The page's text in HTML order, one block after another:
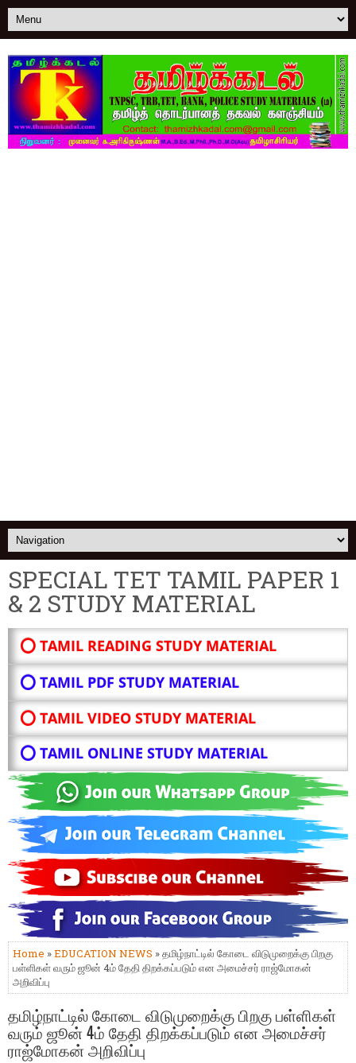
SPECIAL TET TAMIL PAPER 1
& 2 STUDY MATERIAL
⭕ TAMIL READING STUDY MATERIAL
⭕ TAMIL PDF STUDY MATERIAL
⭕ TAMIL VIDEO STUDY MATERIAL
⭕ TAMIL ONLINE STUDY MATERIAL
Home »EDUCATION NEWS » தமிழ்நாட்டில் கோடை விடுமுறைக்கு பிறகு
பள்ளிகள் வரும் ஜூன் 4ம் தேதி திறக்கப்படும் என அமைச்சர் ராஜ்மோகன்
அறிவிப்பு
தமிழ்நாட்டில் கோடை விடுமுறைக்கு பிறகு பள்ளிகள்
வரும் ஜூன் 4ம் தேதி திறக்கப்படும் என அமைச்சர்
ராஜ்மோகன் அறிவிப்பு